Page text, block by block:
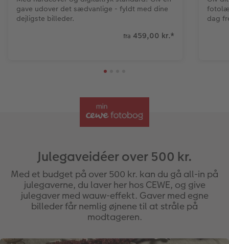
gave udover det sædvanlige - fyldt med dine
dejligste billeder.
fra 459,00 kr.*
dag
Julegaveidéer over 500 kr.
Med et budget på over 500 kr. kan du gå all-in på
julegaverne, du laver her hos CEWE, og give
julegaver med wauw-effekt. Gaver med egne
billeder får nemlig øjnene til at stråle på
modtageren.